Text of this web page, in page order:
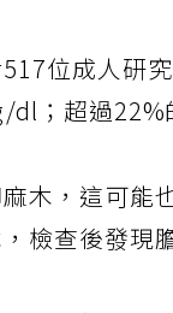
位成人研
；超過22%
木，這可能
檢查後發現